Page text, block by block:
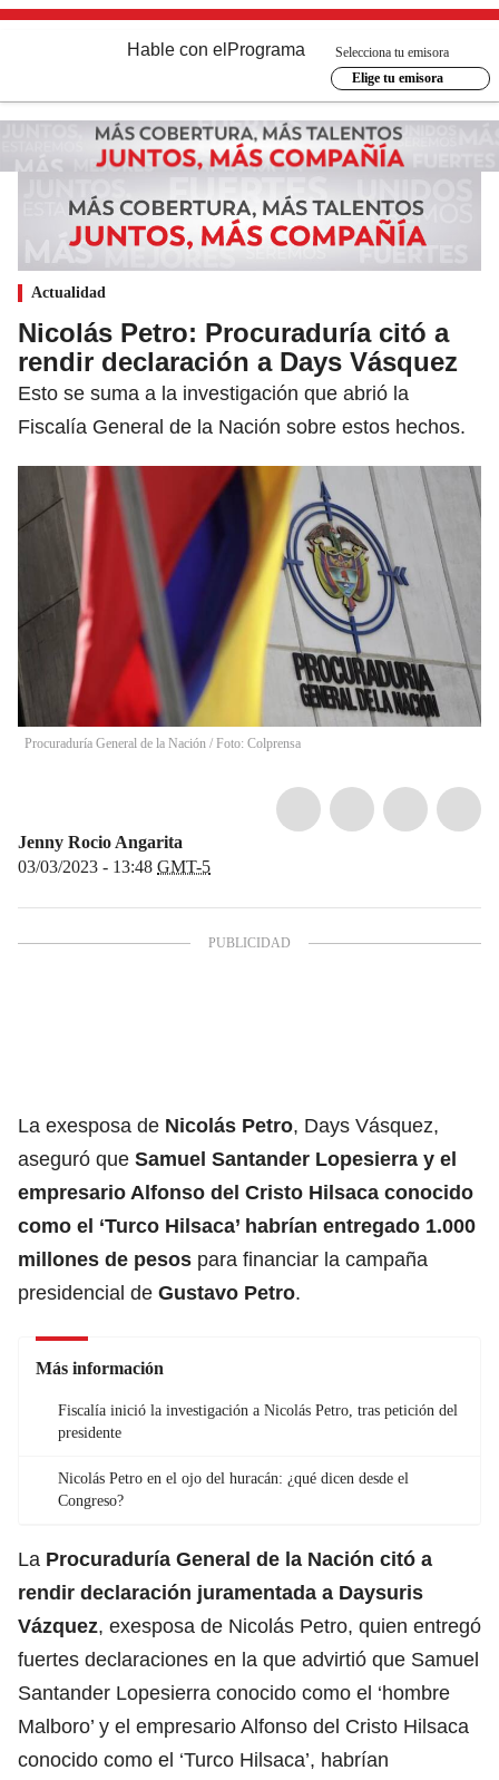
Hable con el Programa
Selecciona tu emisora
Elige tu emisora
Actualidad
Nicolás Petro: Procuraduría citó a
rendir declaración a Days Vásquez
Esto se suma a la investigación que abrió la
Fiscalía General de la Nación sobre estos hechos.
Procuraduría General de la Nación / Foto: Colprensa
Jenny Rocio Angarita
03/03/2023 - 13:48 GMT-5
La exesposa de Nicolás Petro, Days Vásquez,
aseguró que Samuel Santander Lopesierra y el
empresario Alfonso del Cristo Hilsaca conocido
como el ‘Turco Hilsaca’ habrían entregado 1.000
millones de pesos para financiar la campaña
presidencial de Gustavo Petro.
Más información
Fiscalía inició la investigación a Nicolás Petro, tras petición del
presidente
Nicolás Petro en el ojo del huracán: ¿qué dicen desde el
Congreso?
La Procuraduría General de la Nación citó a
rendir declaración juramentada a Daysuris
Vázquez, exesposa de Nicolás Petro, quien entregó
fuertes declaraciones en la que advirtió que Samuel
Santander Lopesierra conocido como el ‘hombre
Malboro’ y el empresario Alfonso del Cristo Hilsaca
conocido como el ‘Turco Hilsaca’, habrían